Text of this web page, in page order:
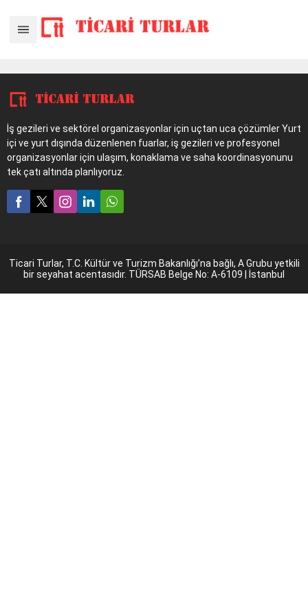
Şanghay’da ev tekstili
tedarikine odaklı
İş gezileri ve sektörel organizasyonlar için uçtan uca çözümler Yurt
içi ve yurt dışında düzenlenen fuarlar, iş gezileri ve profesyonel
organizasyonlar için ulaşım, konaklama ve saha koordinasyonunu
tek çatı altında planlıyoruz.
Ticari Turlar, T.C. Kültür ve Turizm Bakanlığı’na bağlı, A Grubu yetkili
bir seyahat acentasıdır. TÜRSAB Belge No: A-6109 | İstanbul